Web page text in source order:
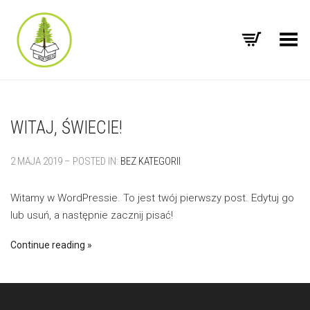
Toggle Menu
WITAJ, ŚWIECIE!
2 MAJA 2019 – POSTED IN: BEZ KATEGORII
Witamy w WordPressie. To jest twój pierwszy post. Edytuj go
lub usuń, a następnie zacznij pisać!
Continue reading